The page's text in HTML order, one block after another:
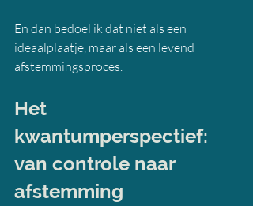
En dan bedoel ik dat niet als een
ideaalplaatje, maar als een levend
afstemmingsproces.
Het
kwantumperspectief:
van controle naar
afstemming